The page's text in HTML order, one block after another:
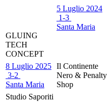
5 Luglio 2024
1-3
Santa Maria
GLUING
TECH
CONCEPT
8 Luglio 2025
3-2
Santa Maria
Il Continente
Nero & Penalty
Shop
Studio Saporiti